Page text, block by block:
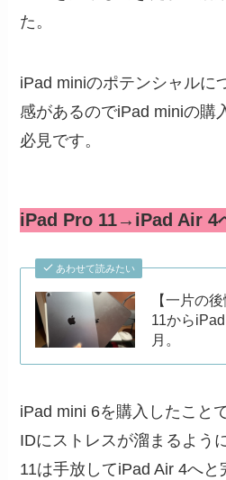
た。
iPad miniのポテンシャルに
感があるのでiPad miniの購
必見です。
iPad Pro 11→iPad Air 4
あわせて読みたい
【一片の
11から
月。
iPad mini 6を購入したこと
IDにストレスが溜まるよう
11は手放してiPad Air 4へ